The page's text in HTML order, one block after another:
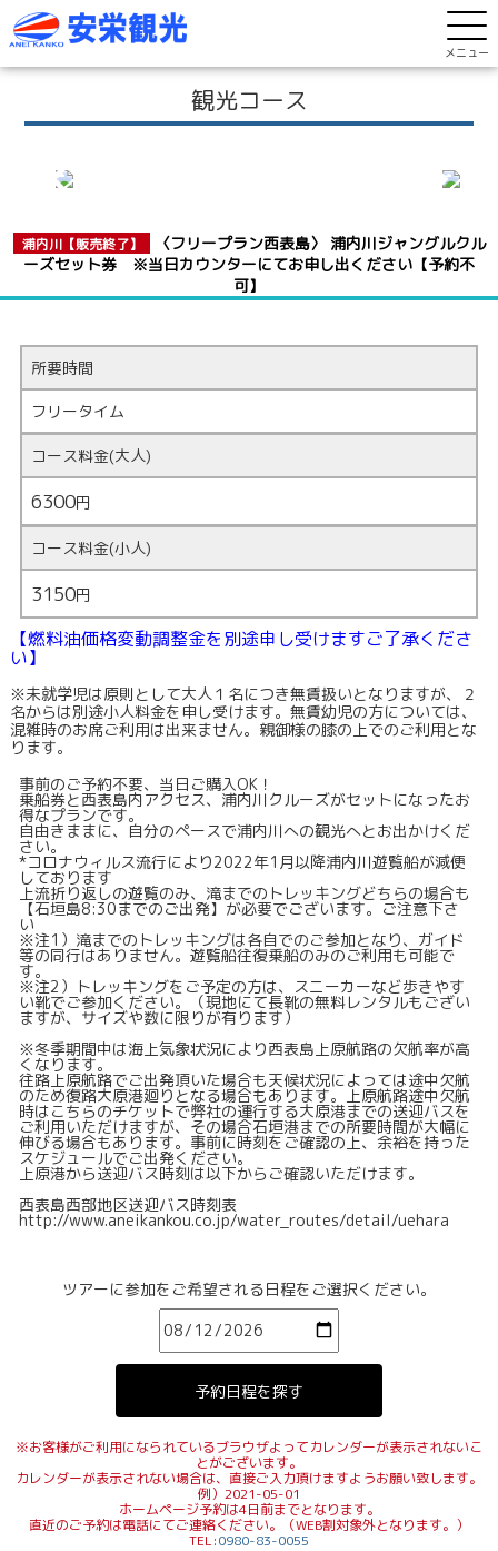
メニュー
観光コース
浦内川【販売終了】
〈フリープラン西表島〉 浦内川ジャングルクル
ーズセット券 ※当日カウンターにてお申し出ください【予約不
可】
所要時間
フリータイム
コース料金(大人)
6300円
コース料金(小人)
3150円
【燃料油価格変動調整金を別途申し受けますご了承くださ
い】
※未就学児は原則として大人１名につき無賃扱いとなりますが、２
名からは別途小人料金を申し受けます。無賃幼児の方については、
混雑時のお席ご利用は出来ません。親御様の膝の上でのご利用とな
ります。
事前のご予約不要、当日ご購入OK！
乗船券と西表島内アクセス、浦内川クルーズがセットになったお
得なプランです。
自由きままに、自分のペースで浦内川への観光へとお出かけくだ
さい。
*コロナウィルス流行により2022年1月以降浦内川遊覧船が減便
しております
上流折り返しの遊覧のみ、滝までのトレッキングどちらの場合も
【石垣島8:30までのご出発】が必要でございます。ご注意下さ
い
※注1）滝までのトレッキングは各自でのご参加となり、ガイド
等の同行はありません。遊覧船往復乗船のみのご利用も可能で
す。
※注2）トレッキングをご予定の方は、スニーカーなど歩きやす
い靴でご参加ください。（現地にて長靴の無料レンタルもござい
ますが、サイズや数に限りが有ります）
※冬季期間中は海上気象状況により西表島上原航路の欠航率が高
くなります。
往路上原航路でご出発頂いた場合も天候状況によっては途中欠航
のため復路大原港廻りとなる場合もあります。上原航路途中欠航
時はこちらのチケットで弊社の運行する大原港までの送迎バスを
ご利用いただけますが、その場合石垣港までの所要時間が大幅に
伸びる場合もあります。事前に時刻をご確認の上、余裕を持った
スケジュールでご出発ください。
上原港から送迎バス時刻は以下からご確認いただけます。
西表島西部地区送迎バス時刻表
http://www.aneikankou.co.jp/water_routes/detail/uehara
ツアーに参加をご希望される日程をご選択ください。
※お客様がご利用になられているブラウザよってカレンダーが表示されないこ
とがございます。
カレンダーが表示されない場合は、直接ご入力頂けますようお願い致します。
例）2021-05-01
ホームページ予約は4日前までとなります。
直近のご予約は電話にてご連絡ください。（WEB割対象外となります。）
TEL:0980-83-0055